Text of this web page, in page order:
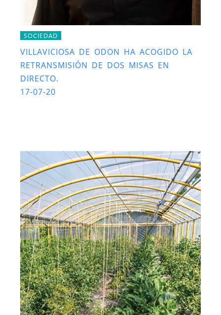
SOCIEDAD
VILLAVICIOSA DE ODON HA ACOGIDO LA
RETRANSMISIÓN DE DOS MISAS EN
DIRECTO.
17-07-20